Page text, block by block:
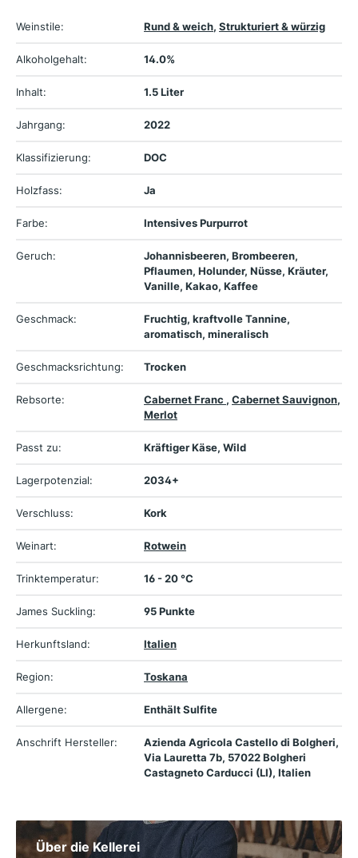
Weinstile: Rund & weich, Strukturiert & würzig
Alkoholgehalt: 14.0%
Inhalt: 1.5 Liter
Jahrgang: 2022
Klassifizierung: DOC
Holzfass: Ja
Farbe: Intensives Purpurrot
Geruch:
Johannisbeeren, Brombeeren,
Pflaumen, Holunder, Nüsse, Kräuter,
Vanille, Kakao, Kaffee
Geschmack:
Fruchtig, kraftvolle Tannine,
aromatisch, mineralisch
Geschmacksrichtung: Trocken
Rebsorte: Cabernet Franc , Cabernet Sauvignon,
Merlot
Passt zu: Kräftiger Käse, Wild
Lagerpotenzial: 2034+
Verschluss: Kork
Weinart: Rotwein
Trinktemperatur: 16 - 20 °C
James Suckling: 95 Punkte
Herkunftsland: Italien
Region: Toskana
Allergene: Enthält Sulfite
Anschrift Hersteller:
Azienda Agricola Castello di Bolgheri,
Via Lauretta 7b, 57022 Bolgheri
Castagneto Carducci (LI), Italien
Über die Kellerei